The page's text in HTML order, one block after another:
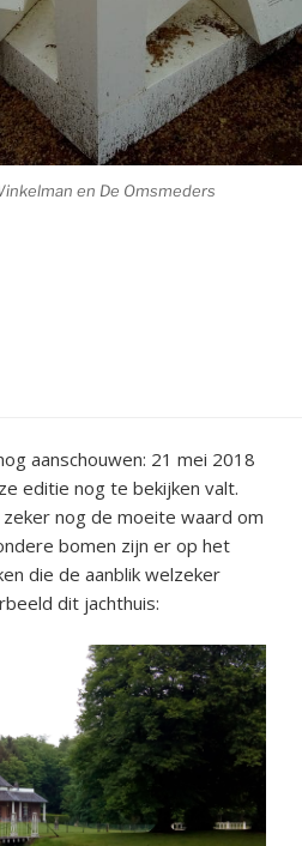
en De Omsmeders
aanschouwen: 21 mei 2018
editie nog te bekijken valt.
nog de moeite waard om
bomen zijn er op het
die de aanblik welzeker
dit jachthuis: